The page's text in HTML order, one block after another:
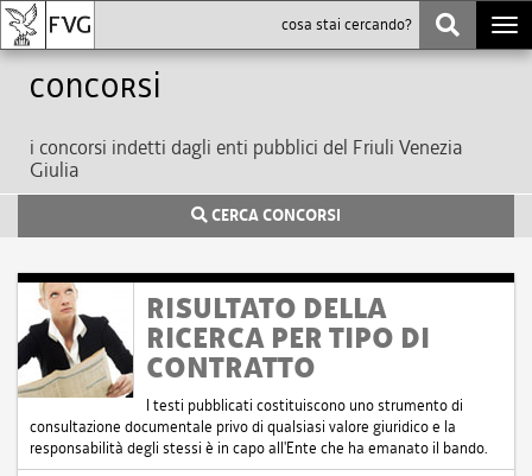
Concorsi
i concorsi indetti dagli enti pubblici del Friuli Venezia
Giulia
CERCA CONCORSI
RISULTATO DELLA
RICERCA PER TIPO DI
CONTRATTO
I testi pubblicati costituiscono uno strumento di
consultazione documentale privo di qualsiasi valore giuridico e la
responsabilità degli stessi è in capo all'Ente che ha emanato il bando.